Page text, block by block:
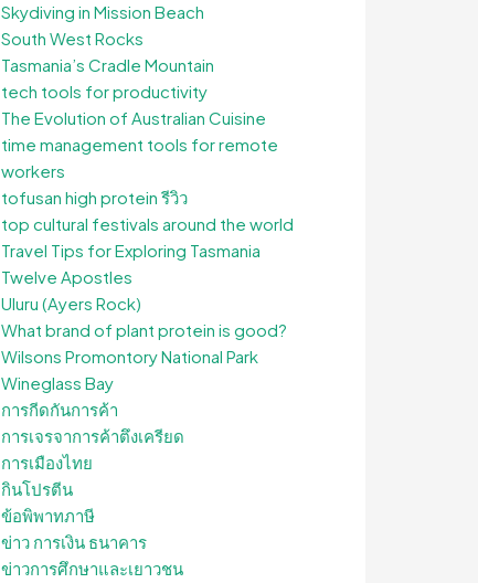
Skydiving in Mission Beach
South West Rocks
Tasmania’s Cradle Mountain
tech tools for productivity
The Evolution of Australian Cuisine
time management tools for remote
workers
tofusan high protein รีวิว
top cultural festivals around the world
Travel Tips for Exploring Tasmania
Twelve Apostles
Uluru (Ayers Rock)
What brand of plant protein is good?
Wilsons Promontory National Park
Wineglass Bay
การกีดกันการค้า
การเจรจาการค้าตึงเครียด
การเมืองไทย
กินโปรตีน
ข้อพิพาทภาษี
ข่าว การเงิน ธนาคาร
ข่าวการศึกษาและเยาวชน